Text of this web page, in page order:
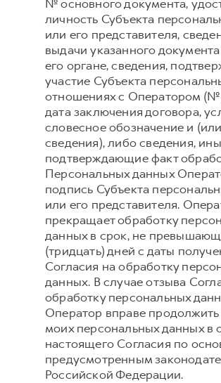
№ основного документа,
личность Субъекта
или его представителя,
выдачи указанного
его органе, сведения,
участие Субъекта
отношениях с Оператором (№
дата заключения договора,
словесное обозначение и
сведения), либо сведения,
подтверждающие факт
Персональных данных
подпись Субъекта
или его представителя.
прекращает обработку
данных в срок, не
(тридцать) дней с даты
Согласия на обработку
данных. В случае отзыва
обработку персональных
Оператор вправе
моих персональных данных в
настоящего Согласия по
предусмотренным
Российской Федерации.